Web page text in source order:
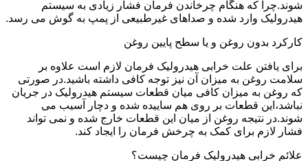
شوند.چرا که هنگام چرخاندن فرمان فشار زیادی به سیستم
هیدرولیک وارد شده و صداهای غیرطبیعی از پمپ به گوش می رسد.
کارکرد بدون روغن و یا سطح پایین روغن
برای یافتن علت خرابی هیدرولیک فرمان لازم است علاوه بر
سلامت روغن به میزان آن نیز توجه کافی داشته باشید.در صورتی
که روغن به میزان کافی میان قطعات سیستم هیدرولیک در جریان
نباشد،این قطعات بر روی هم ساییده شده و دچار آسیب می
شوند.در نتیجه روغن از میان این قطعات خارج شده و نمی تواند
فشار لازم برای کمک به چرخش فرمان را ایجاد کند.
علائم خرابی هیدرولیک فرمان چیست؟